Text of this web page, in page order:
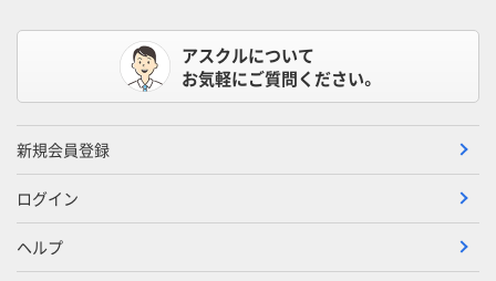
アスクルについて
お気軽にご質問ください。
新規会員登録
ログイン
ヘルプ